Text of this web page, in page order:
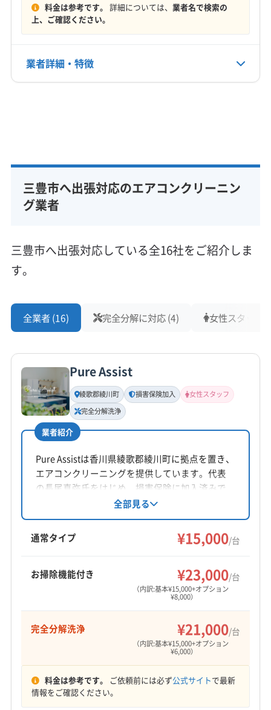
料金は参考です。 詳細については、 業者名で検索の
上、ご確認ください。
業者詳細・特徴
所在地
香川県三豊市財田町財田上1466
三豊市 さぬき市 観音寺市 丸亀市 高松市
坂出市
営業時間
年中無休
電話番号
非公開
公式HP
公式サイトなし
三豊市へ出張対応のエアコンクリーニン
グ業者
三豊市へ出張対応している全16社をご紹介しま
す。
全業者 (16) 完全分解に対応 (4) 女性スタッフ
Pure Assist
綾歌郡綾川町 損害保険加入
女性スタッフ
完全分解洗浄
業者紹介
Pure Assistは香川県綾歌郡綾川町に拠点を置き、
エアコンクリーニングを提供しています。代表
の長尾真弥氏をはじめ、損害保険に加入済みで
す。女性スタッフの同行も可能。完全分解洗浄
にも対応し、丁寧な作業が特徴です。東かがわ
市や高松市など香川県内が対応エリアです。
全部見る
通常タイプ ¥15,000/台
お掃除機能付き ¥23,000/台
（内訳:基本¥15,000+オプション
¥8,000）
完全分解洗浄 ¥21,000/台
（内訳:基本¥15,000+オプション
¥6,000）
料金は参考です。 ご依頼前には必ず公式サイトで最新
情報をご確認ください。